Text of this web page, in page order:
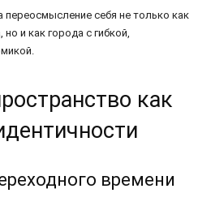
переосмысление себя не только как
и как города с гибкой,
как
времени